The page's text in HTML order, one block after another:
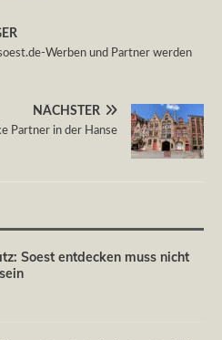
Werben und Partner werden
NÄCHSTER
Partner in der Hanse
Soest entdecken muss nicht